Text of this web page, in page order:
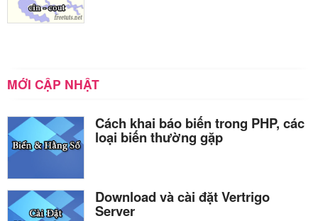
MỚI CẬP NHẬT
Cách khai báo biến trong PHP, các
loại biến thường gặp
Download và cài đặt Vertrigo
Server